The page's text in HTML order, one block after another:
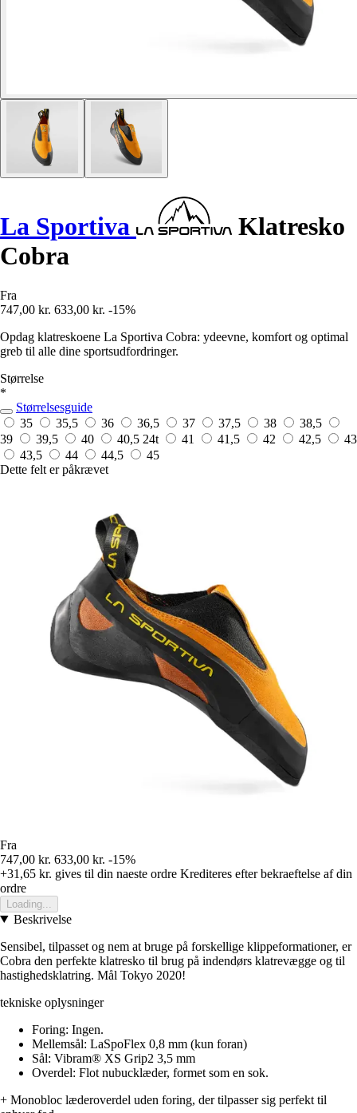
La Sportiva
Klatresko
Cobra
Fra
747,00 kr. 633,00 kr. -15%
Opdag klatreskoene La Sportiva Cobra: ydeevne, komfort og optimal
greb til alle dine sportsudfordringer.
Størrelse
*
Størrelsesguide
35
35,5 36 36,5 37 37,5 38
38,5
39
39,5 40 40,5 24t 41 41,5 42 42,5
43
43,5
44 44,5
45
Dette felt er påkrævet
Fra
747,00 kr. 633,00 kr. -15%
+31,65 kr. gives til din naeste ordre Krediteres efter bekraeftelse af din
ordre
Loading...
Beskrivelse
Sensibel, tilpasset og nem at bruge på forskellige klippeformationer, er
Cobra den perfekte klatresko til brug på indendørs klatrevægge og til
hastighedsklatring. Mål Tokyo 2020!
tekniske oplysninger
Foring: Ingen.
Mellemsål: LaSpoFlex 0,8 mm (kun foran)
Sål: Vibram® XS Grip2 3,5 mm
Overdel: Flot nubucklæder, formet som en sok.
+ Monobloc læderoverdel uden foring, der tilpasser sig perfekt til